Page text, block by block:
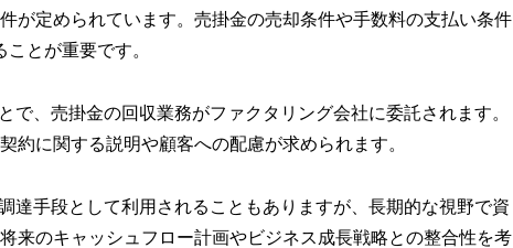
が定められています。売掛金の売却条件や手数料の支払い条件
とが重要です。
、売掛金の回収業務がファクタリング会社に委託されます。
約に関する説明や顧客への配慮が求められます。
手段として利用されることもありますが、長期的な視野で資
来のキャッシュフロー計画やビジネス成長戦略との整合性を考